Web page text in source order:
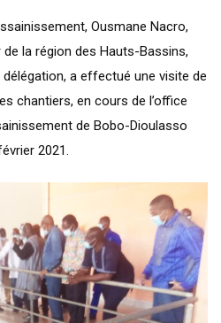
Ousmane Nacro,
la région des Hauts-Bassins,
a effectué une visite de
chantiers, en cours de l’office
de Bobo-Dioulasso
2021.